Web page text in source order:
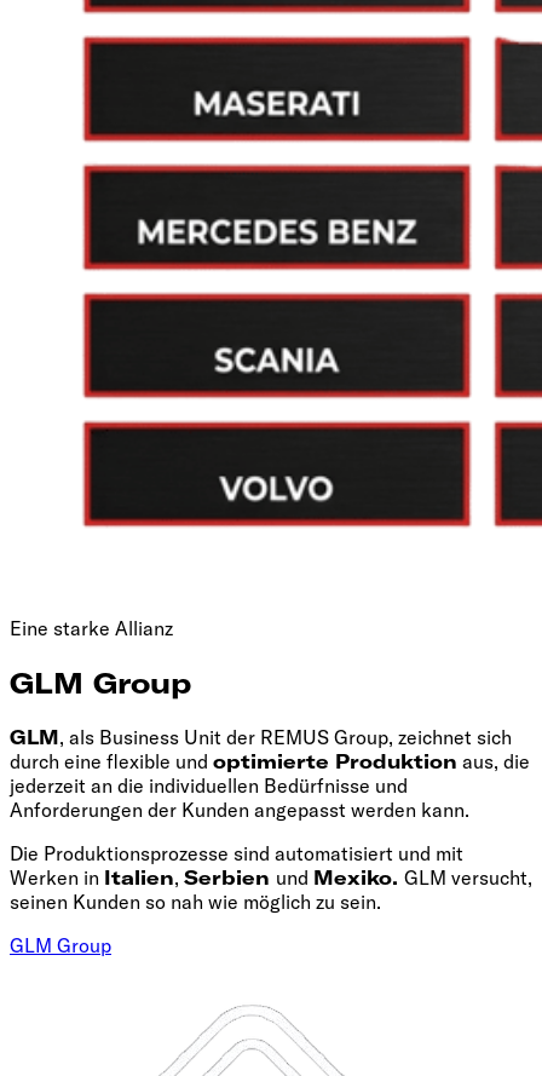
Eine starke Allianz
GLM Group
GLM, als Business Unit der REMUS Group, zeichnet sich
durch eine flexible und optimierte Produktion aus, die
jederzeit an die individuellen Bedürfnisse und
Anforderungen der Kunden angepasst werden kann.
Die Produktionsprozesse sind automatisiert und mit
Werken in Italien, Serbien und Mexiko. GLM versucht,
seinen Kunden so nah wie möglich zu sein.
GLM Group